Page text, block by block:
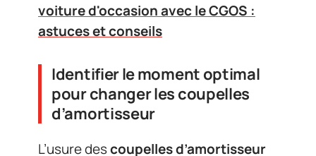
voiture d'occasion avec le CGOS :
astuces et conseils
Identifier le moment optimal
pour changer les coupelles
d’amortisseur
L’usure descoupelles d’amortisseur